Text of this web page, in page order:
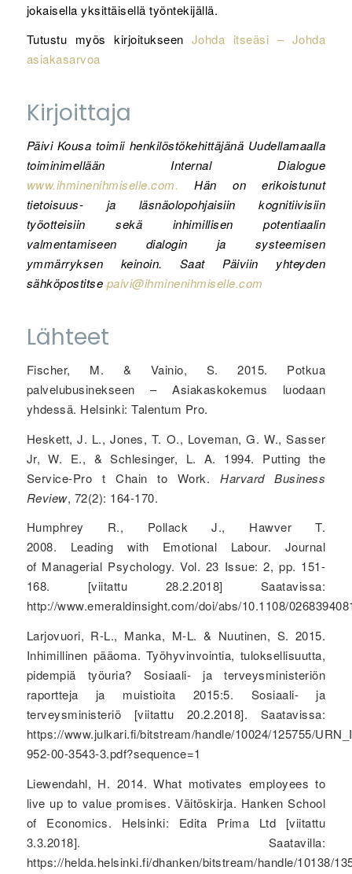
jokaisella yksittäisellä työntekijällä.
Tutustu myös kirjoitukseen Johda itseäsi – Johda
asiakasarvoa
Kirjoittaja
Päivi Kousa toimii henkilöstökehittäjänä Uudellamaalla
toiminimellään Internal Dialogue
www.ihminenihmiselle.com.Hän on erikoistunut
tietoisuus- ja läsnäolopohjaisiin kognitiivisiin
työotteisiin sekä inhimillisen potentiaalin
valmentamiseen dialogin ja systeemisen
ymmärryksen keinoin. Saat Päiviin yhteyden
sähköpostitse paivi@ihminenihmiselle.com
Lähteet
Fischer, M. & Vainio, S. 2015. Potkua
palvelubusinekseen – Asiakaskokemus luodaan
yhdessä. Helsinki: Talentum Pro.
Heskett, J. L., Jones, T. O., Loveman, G. W., Sasser
Jr, W. E., & Schlesinger, L. A. 1994. Putting the
Service-Pro t Chain to Work.Harvard Business
Review, 72(2): 164-170.
Humphrey R., Pollack J., Hawver T.
2008. Leading with Emotional Labour. Journal
of Managerial Psychology. Vol. 23 Issue: 2, pp. 151-
168. [viitattu 28.2.2018] Saatavissa:
http://www.emeraldinsight.com/doi/abs/10.1108/
Larjovuori, R-L., Manka, M-L. & Nuutinen, S. 2015.
Inhimillinen pääoma. Työhyvinvointia, tuloksellisuutta,
pidempiä työuria? Sosiaali- ja terveysministeriön
raportteja ja muistioita 2015:5. Sosiaali- ja
terveysministeriö [viitattu 20.2.2018]. Saatavissa:
https://www.julkari.fi/bitstream/handle/10024/125755/
952-00-3543-3.pdf?sequence=1
Liewendahl, H. 2014. What motivates employees to
live up to value promises. Väitöskirja. Hanken School
of Economics. Helsinki: Edita Prima Ltd [viitattu
3.3.2018]. Saatavilla:
https://helda.helsinki.fi/dhanken/bitstream/handle/10138/